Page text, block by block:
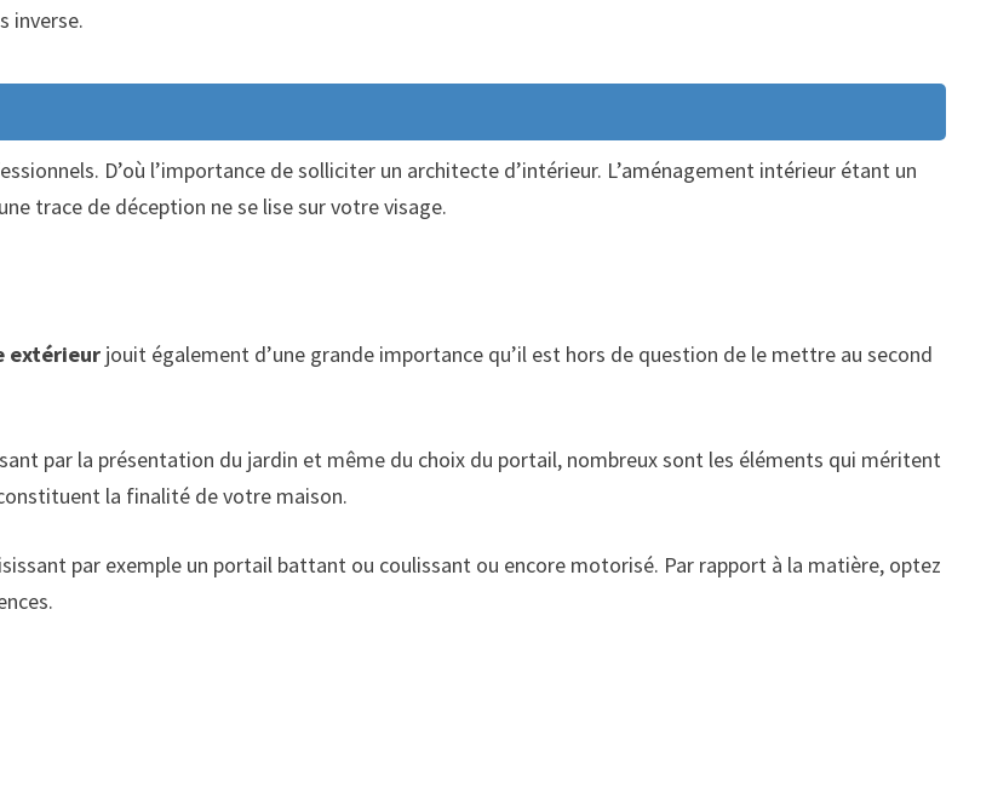
inverse.
D’où l’importance de solliciter un architecte d’intérieur. L’aménagement intérieur étant un
trace de déception ne se lise sur votre visage.
extérieur jouit également d’une grande importance qu’il est hors de question de le mettre au second
par la présentation du jardin et même du choix du portail, nombreux sont les éléments qui méritent
la finalité de votre maison.
par exemple un portail battant ou coulissant ou encore motorisé. Par rapport à la matière, optez